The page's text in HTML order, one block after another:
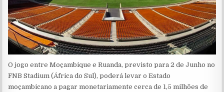
O jogo entre Moçambique e Ruanda, previsto para 2 de Junho no
FNB Stadium (África do Sul), poderá levar o Estado
moçambicano a pagar monetariamente cerca de 1,5 milhões de